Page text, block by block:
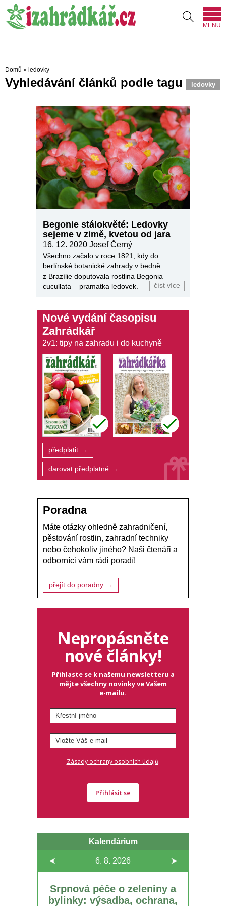
MENU
Domů » ledovky
Vyhledávání článků podle tagu ledovky
Begonie stálokvěté: Ledovky
sejeme v zimě, kvetou od jara
16. 12. 2020 Josef Černý
Všechno začalo v roce 1821, kdy do
berlínské botanické zahrady v bedně
z Brazílie doputovala rostlina Begonia
cucullata – pramatka ledovek.
číst více
Nové vydání časopisu
Zahrádkář
2v1: tipy na zahradu i do kuchyně
předplatit →
darovat předplatné →
Poradna
Máte otázky ohledně zahradničení,
pěstování rostlin, zahradní techniky
nebo čehokoliv jiného? Naši čtenáři a
odborníci vám rádi poradí!
přejít do poradny →
Nepropásněte
nové články!
Přihlaste se k našemu newsletteru a
mějte všechny novinky ve Vašem
e-mailu.
Zásady ochrany osobních údajů.
Přihlásit se
Kalendárium
6. 8. 2026
Srpnová péče o zeleniny a
bylinky: výsadba, ochrana,